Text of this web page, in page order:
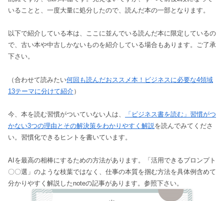
いることと、一度大量に処分したので、読んだ本の一部となります。
以下で紹介している本は、ここに並んでいる読んだ本に限定しているの
で、古い本や中古しかないものを紹介している場合もあります。ご了承
下さい。
（合わせて読みたい何回も読んだおススメ本！ビジネスに必要な4領域
13テーマに分けて紹介）
今、本を読む習慣がついていない人は、
「ビジネス書を読む」習慣がつ
かない3つの理由とその解決策をわかりやすく解説 を読んでみてくださ
い。習慣化できるヒントを書いています。
AIを最高の相棒にするための方法があります。「活用できるプロンプト
〇〇選」のような枝葉ではなく、仕事の本質を掴む方法を具体例含めて
分かりやすく解説したnoteの記事があります。参照下さい。